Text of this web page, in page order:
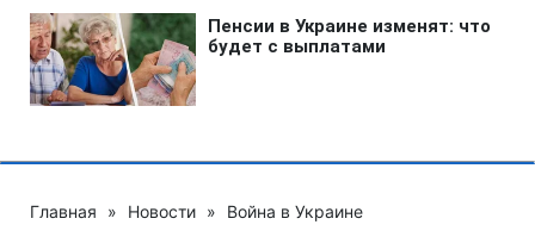
Главная » Новости » Война в Украине